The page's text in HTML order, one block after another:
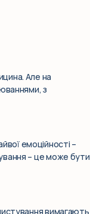
Але на
з
емоційності –
– це може бути
вимагають